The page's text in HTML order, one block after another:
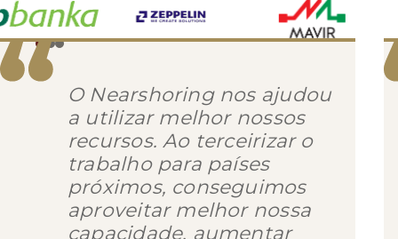
O Nearshoring nos ajudou
a utilizar melhor nossos
recursos. Ao terceirizar o
trabalho para países
próximos, conseguimos
aproveitar melhor nossa
capacidade, aumentar